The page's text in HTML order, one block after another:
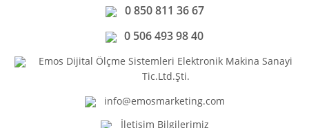
0 850 811 36 67
0 506 493 98 40
Emos Dijital Ölçme Sistemleri Elektronik Makina Sanayi
Tic.Ltd.Şti.
info@emosmarketing.com
İletişim Bilgilerimiz